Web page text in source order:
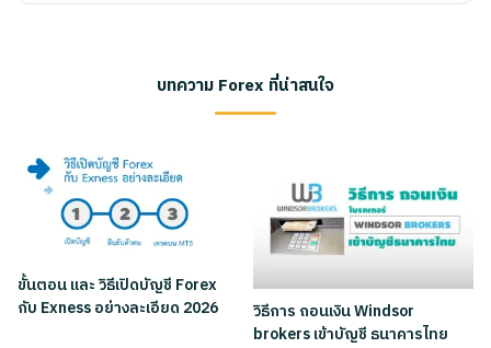
บทความ Forex ที่น่าสนใจ
ขั้นตอน และ วิธีเปิดบัญชี Forex
กับ Exness อย่างละเอียด 2026
วิธีการ ถอนเงิน Windsor
brokers เข้าบัญชี ธนาคารไทย